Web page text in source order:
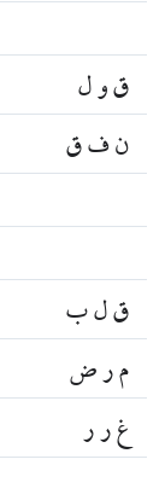
ق و ل
ن ف ق
ق ل ب
م ر ض
غ ر ر